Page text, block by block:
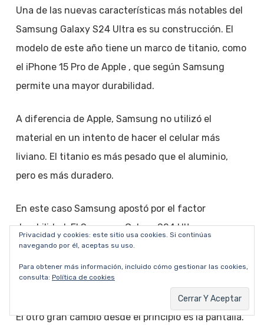
Una de las nuevas características más notables del
Samsung Galaxy S24 Ultra es su construcción. El
modelo de este año tiene un marco de titanio, como
el iPhone 15 Pro de Apple , que según Samsung
permite una mayor durabilidad.
A diferencia de Apple, Samsung no utilizó el
material en un intento de hacer el celular más
liviano. El titanio es más pesado que el aluminio,
pero es más duradero.
En este caso Samsung apostó por el factor
durabilidad. El Samsung Galaxy S24 Ultra pesa
aproximadamente lo mismo que el S23 Ultra (232
gramos), lo que lo hace un poco más pesado que el
iPhone 15 Pro-Max.
El otro gran cambio desde el principio es la pantalla.
Privacidad y cookies: este sitio usa cookies. Si continúas
navegando por él, aceptas su uso.
Para obtener más información, incluido cómo gestionar las cookies,
consulta: Política de cookies